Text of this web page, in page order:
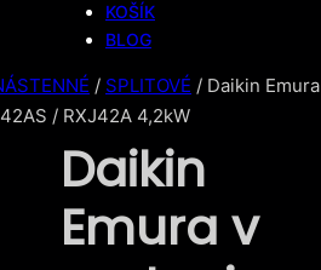
KOŠÍK
BLOG
/ SPLITOVÉ / Daikin Emura
/ RXJ42A 4,2kW
Daikin
Emura v